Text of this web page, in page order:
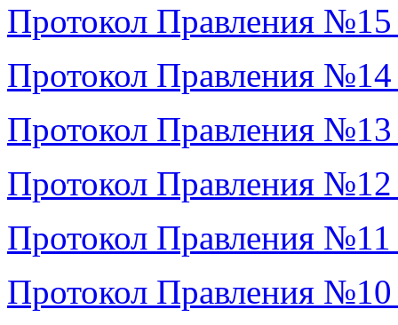
Протокол Правления
Протокол Правления
Протокол Правления
Протокол Правления
Протокол Правления
Протокол Правления